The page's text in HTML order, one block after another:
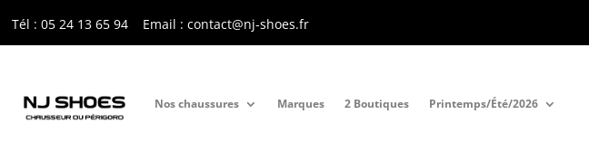
Tél : 05 24 13 65 94 Email : contact@nj-shoes.fr
Nos chaussures Marques 2 Boutiques Printemps/Été/2026